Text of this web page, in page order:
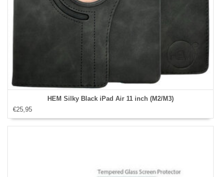
HEM Silky Black iPad Air 11 inch (M2/M3)
€25,95